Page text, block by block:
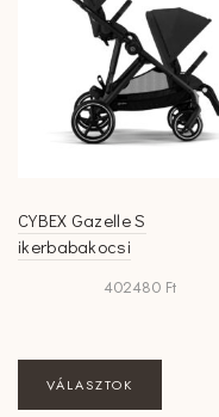
CYBEX Gazelle S
ikerbabakocsi
402480 Ft
VÁLASZTOK